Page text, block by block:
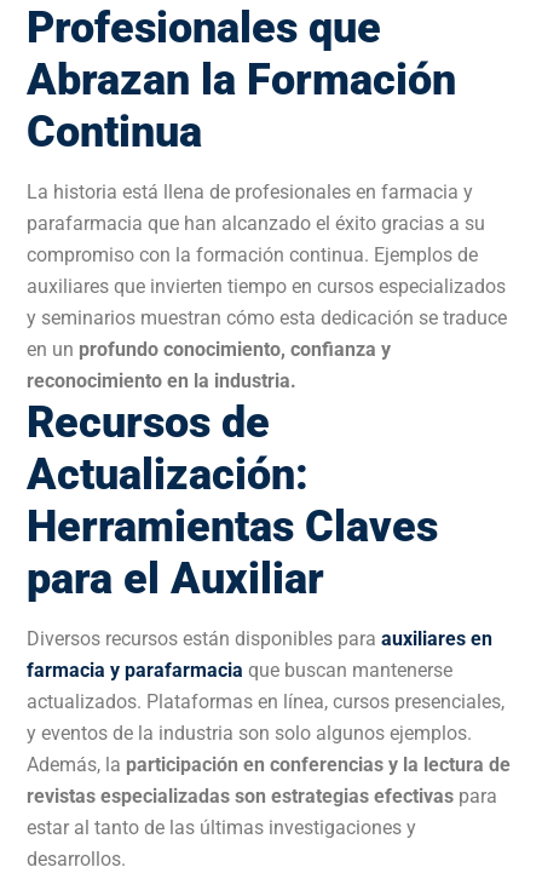
Profesionales que
Abrazan la Formación
Continua
La historia está llena de profesionales en farmacia y
parafarmacia que han alcanzado el éxito gracias a su
compromiso con la formación continua. Ejemplos de
auxiliares que invierten tiempo en cursos especializados
y seminarios muestran cómo esta dedicación se traduce
en un profundo conocimiento, confianza y
reconocimiento en la industria.
Recursos de
Actualización:
Herramientas Claves
para el Auxiliar
Diversos recursos están disponibles para auxiliares en
farmacia y parafarmacia que buscan mantenerse
actualizados. Plataformas en línea, cursos presenciales,
y eventos de la industria son solo algunos ejemplos.
Además, la participación en conferencias y la lectura de
revistas especializadas son estrategias efectivas para
estar al tanto de las últimas investigaciones y
desarrollos.